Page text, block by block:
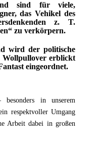
sind für viele,
das Vehikel des
z. T.
zu verkörpern.
wird der politische
Wollpullover erblickt
eingeordnet.
in unserem
respektvoller Umgang
Arbeit dabei in großen